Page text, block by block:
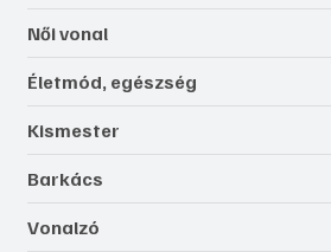
Női vonal
Életmód, egészség
Kismester
Barkács
Vonalzó